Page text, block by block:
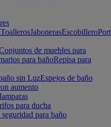
ToallerosJabonerasEscobillero
de muebles para
para bañoRepisa para
sin LuzEspejos de baño
aumento
para ducha
para baño